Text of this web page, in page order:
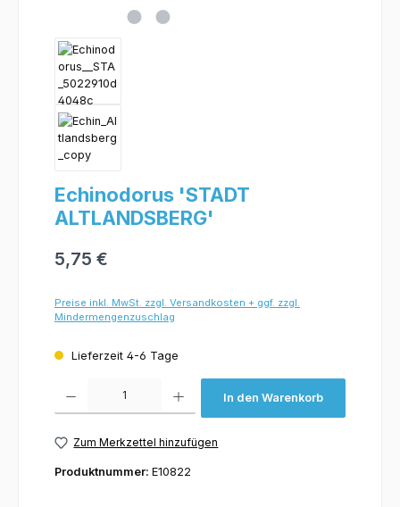
Echinodorus 'STADT
ALTLANDSBERG'
5,75 €
Preise inkl. MwSt. zzgl. Versandkosten + ggf. zzgl.
Mindermengenzuschlag
Lieferzeit 4-6 Tage
In den Warenkorb
Zum Merkzettel hinzufügen
Produktnummer: E10822